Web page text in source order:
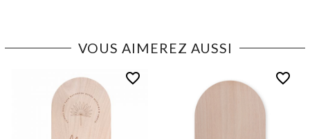
VOUS AIMEREZ AUSSI
favorite_border favorite_border